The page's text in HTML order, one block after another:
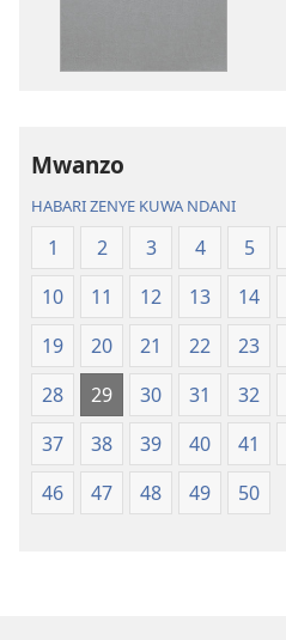
Mwanzo
HABARI ZENYE KUWA NDANI
1 2 3 4 5
10
11 12 13 14
19
20 21 22 23
28
29 30 31 32
37
38 39 40 41
46
47 48 49 50